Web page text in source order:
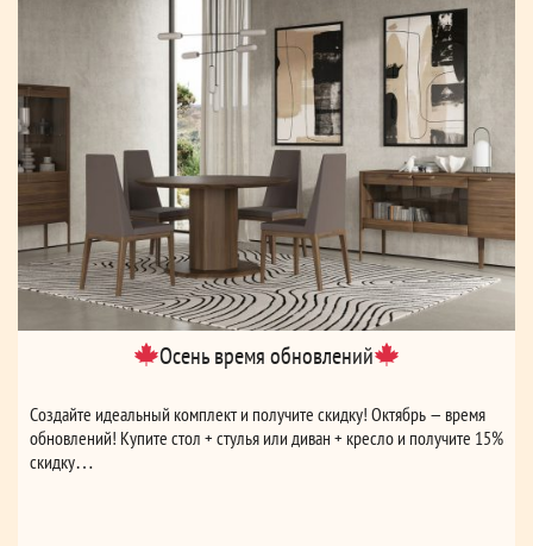
Осень время обновлений
Создайте идеальный комплект и получите скидку! Октябрь — время
обновлений! Купите стол + стулья или диван + кресло и получите 15%
скидку…